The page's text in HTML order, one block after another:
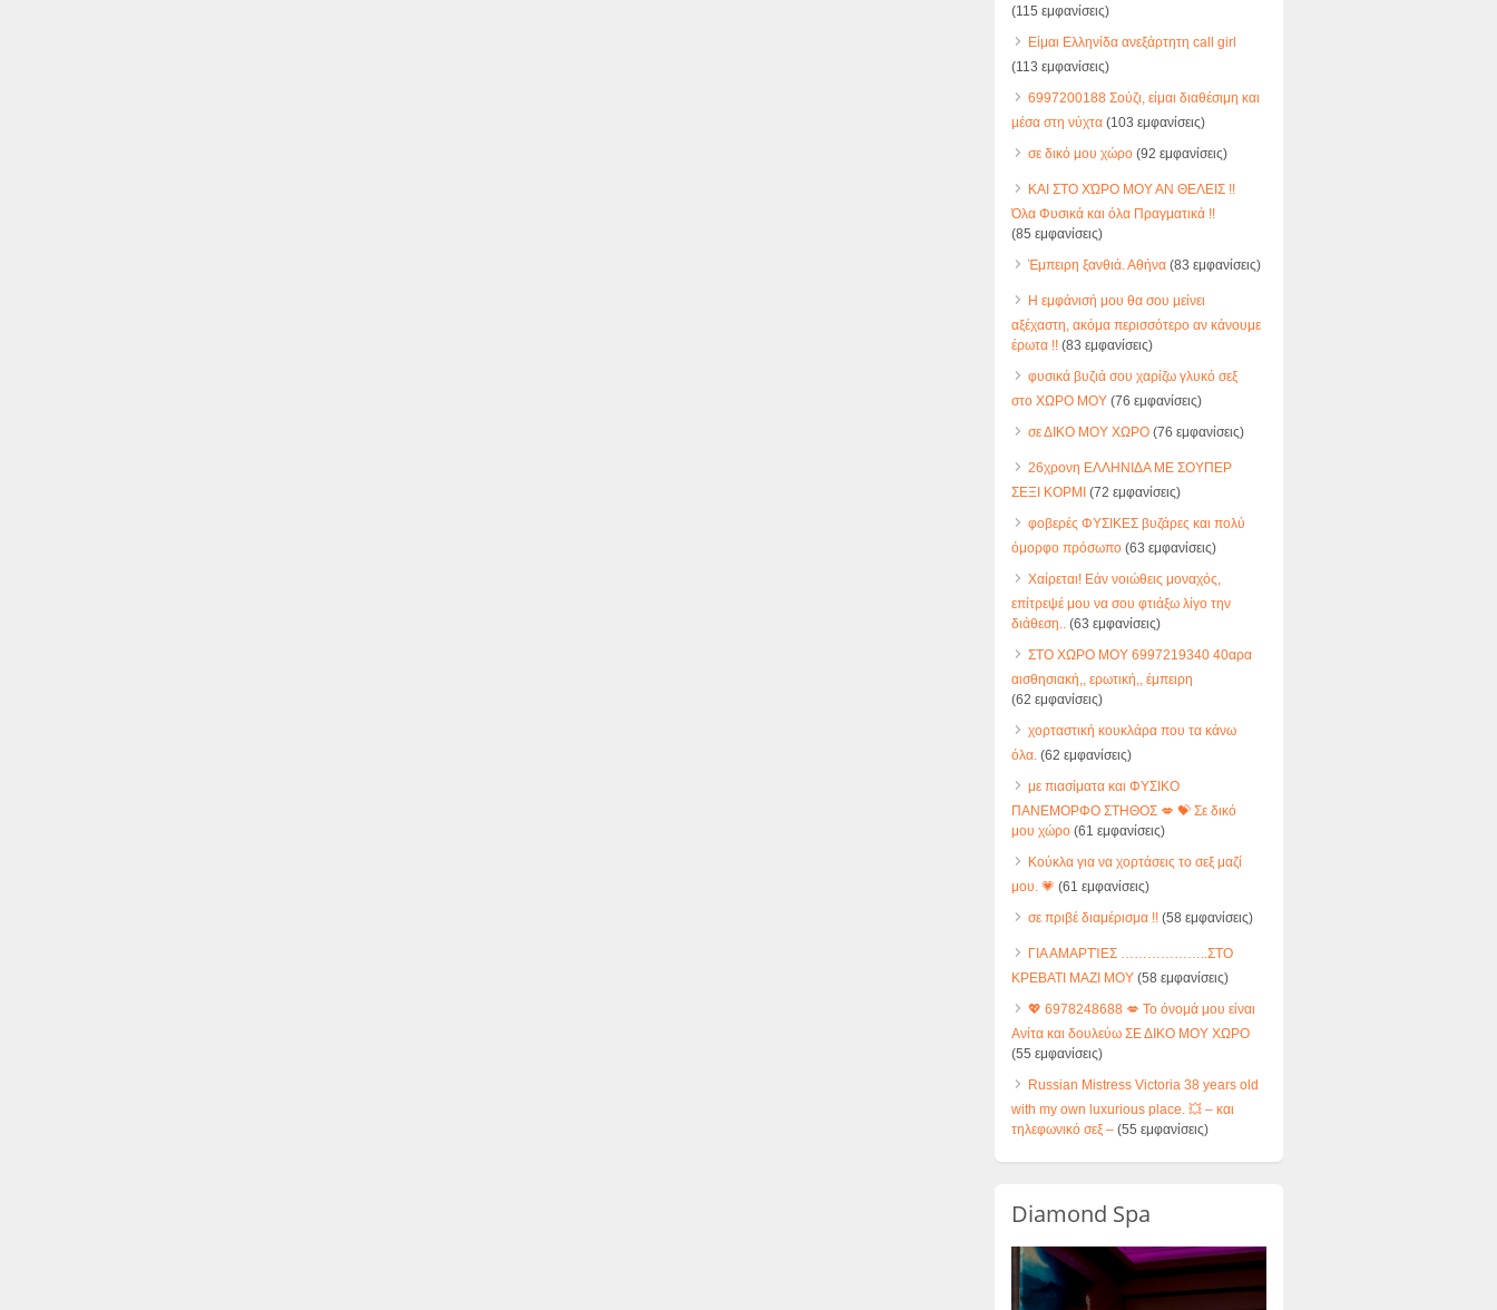
(115 εμφανίσεις)
Είμαι Ελληνίδα ανεξάρτητη call girl
(113 εμφανίσεις)
6997200188 Σούζι, είμαι διαθέσιμη και
μέσα στη νύχτα(103 εμφανίσεις)
σε δικό μου χώρο(92 εμφανίσεις)
ΚΑΙ ΣΤΟ ΧΏΡΟ ΜΟΥ ΑΝ ΘΕΛΕΙΣ !!
Όλα Φυσικά και όλα Πραγματικά !!
(85 εμφανίσεις)
Έμπειρη ξανθιά. Αθήνα(83 εμφανίσεις)
Η εμφάνισή μου θα σου μείνει
αξέχαστη, ακόμα περισσότερο αν κάνουμε
έρωτα !!(83 εμφανίσεις)
φυσικά βυζιά σου χαρίζω γλυκό σεξ
στο ΧΩΡΟ ΜΟΥ(76 εμφανίσεις)
σε ΔΙΚΟ ΜΟΥ ΧΩΡΟ(76 εμφανίσεις)
26χρονη ΕΛΛΗΝΙΔΑ ΜΕ ΣΟΥΠΕΡ
ΣΕΞΙ ΚΟΡΜΙ (72 εμφανίσεις)
φοβερές ΦΥΣΙΚΕΣ βυζάρες και πολύ
όμορφο πρόσωπο(63 εμφανίσεις)
Χαίρεται! Εάν νοιώθεις μοναχός,
επίτρεψέ μου να σου φτιάξω λίγο την
διάθεση..(63 εμφανίσεις)
ΣΤΟ ΧΩΡΟ ΜΟΥ 6997219340 40αρα
αισθησιακή,, ερωτική,, έμπειρη
(62 εμφανίσεις)
χορταστική κουκλάρα που τα κάνω
όλα.(62 εμφανίσεις)
με πιασίματα και ΦΥΣΙΚΟ
ΠΑΝΕΜΟΡΦΟ ΣΤΗΘΟΣ 💋 💝 Σε δικό
μου χώρο(61 εμφανίσεις)
Κούκλα για να χορτάσεις το σεξ μαζί
μου. 💗 (61 εμφανίσεις)
σε πριβέ διαμέρισμα !!(58 εμφανίσεις)
ΓΙΑ ΑΜΑΡΤΊΕΣ ………………..ΣΤΟ
ΚΡΕΒΑΤΙ ΜΑΖΙ ΜΟΥ(58 εμφανίσεις)
💖 6978248688 💋 Το όνομά μου είναι
Ανίτα και δουλεύω ΣΕ ΔΙΚΟ ΜΟΥ ΧΩΡΟ
(55 εμφανίσεις)
Russian Mistress Victoria 38 years old
with my own luxurious place. 💥 – και
τηλεφωνικό σεξ –(55 εμφανίσεις)
Diamond Spa